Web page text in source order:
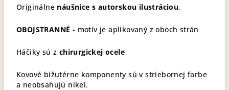
Originálne náušnice s autorskou ilustráciou.
OBOJSTRANNÉ - motív je aplikovaný z oboch strán
Háčiky sú z chirurgickej ocele
Kovové bižutérne komponenty sú v striebornej farbe
a neobsahujú nikel.